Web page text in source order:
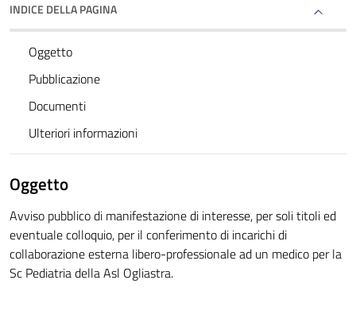
INDICE DELLA PAGINA
Oggetto
Pubblicazione
Documenti
Ulteriori informazioni
Oggetto
Avviso pubblico di manifestazione di interesse, per soli titoli ed
eventuale colloquio, per il conferimento di incarichi di
collaborazione esterna libero-professionale ad un medico per la
Sc Pediatria della Asl Ogliastra.